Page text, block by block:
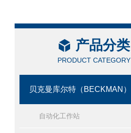
产品分类
PRODUCT CATEGORY
贝克曼库尔特（BECKMAN）
自动化工作站